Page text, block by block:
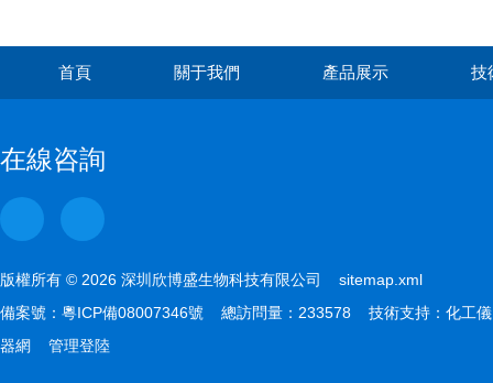
首頁 關于我們 產品展示 技
在線咨詢
版權所有 © 2026 深圳欣博盛生物科技有限公司 sitemap.xml
備案號： 粵ICP備08007346號 總訪問量：233578 技術支持： 化工儀
器網
管理登陸